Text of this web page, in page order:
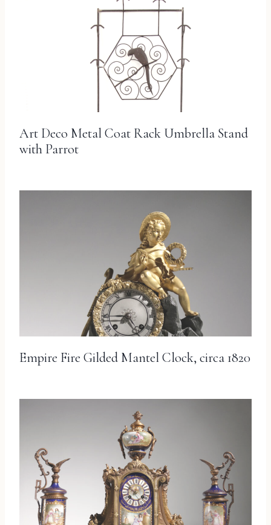
Art Deco Metal Coat Rack Umbrella Stand
with Parrot
Empire Fire Gilded Mantel Clock, circa 1820